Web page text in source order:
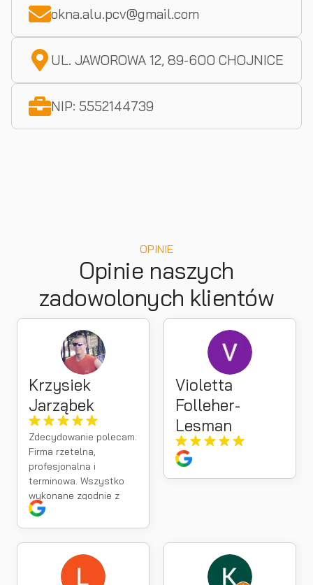
okna.alu.pcv@gmail.com
UL. JAWOROWA 12, 89-600 CHOJNICE
NIP: 5552144739
OPINIE
Opinie naszych
zadowolonych klientów
Krzysiek
Jarząbek
Zdecydowanie polecam.
Firma rzetelna,
profesjonalna i
terminowa. Wszystko
wykonane zgodnie z
umową, a kontakt na
najwyższym poziomie.
Violetta
Folleher-
Lesman